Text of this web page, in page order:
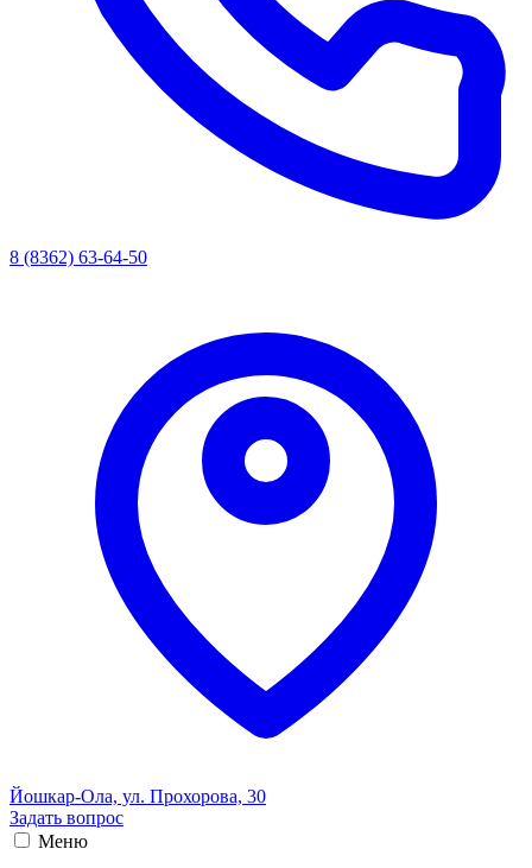
8 (8362) 63-64-50
Йошкар-Ола, ул. Прохорова, 30
Задать вопрос
Меню